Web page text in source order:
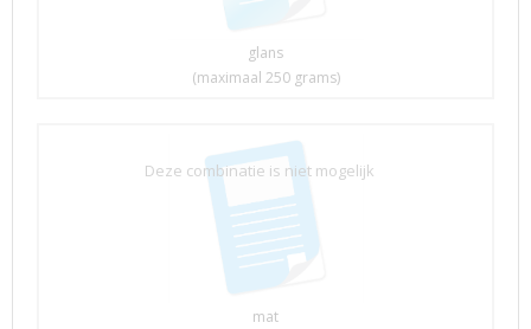
glans
(maximaal 250 grams)
mat
Deze combinatie is niet mogelijk